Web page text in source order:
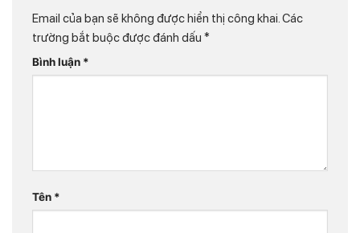
Email của bạn sẽ không được hiển thị công khai.Các
trường bắt buộc được đánh dấu *
Bình luận *
Tên *